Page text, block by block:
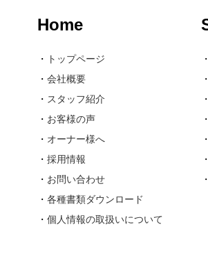
Home
・
トップページ
・ 会社概要
・ スタッフ紹介
・ お客様の声
・ オーナー様へ
・ 採用情報
・ お問い合わせ
・ 各種書類ダウンロード
・ 個人情報の取扱いについて
・
・
・
・
・
・
・